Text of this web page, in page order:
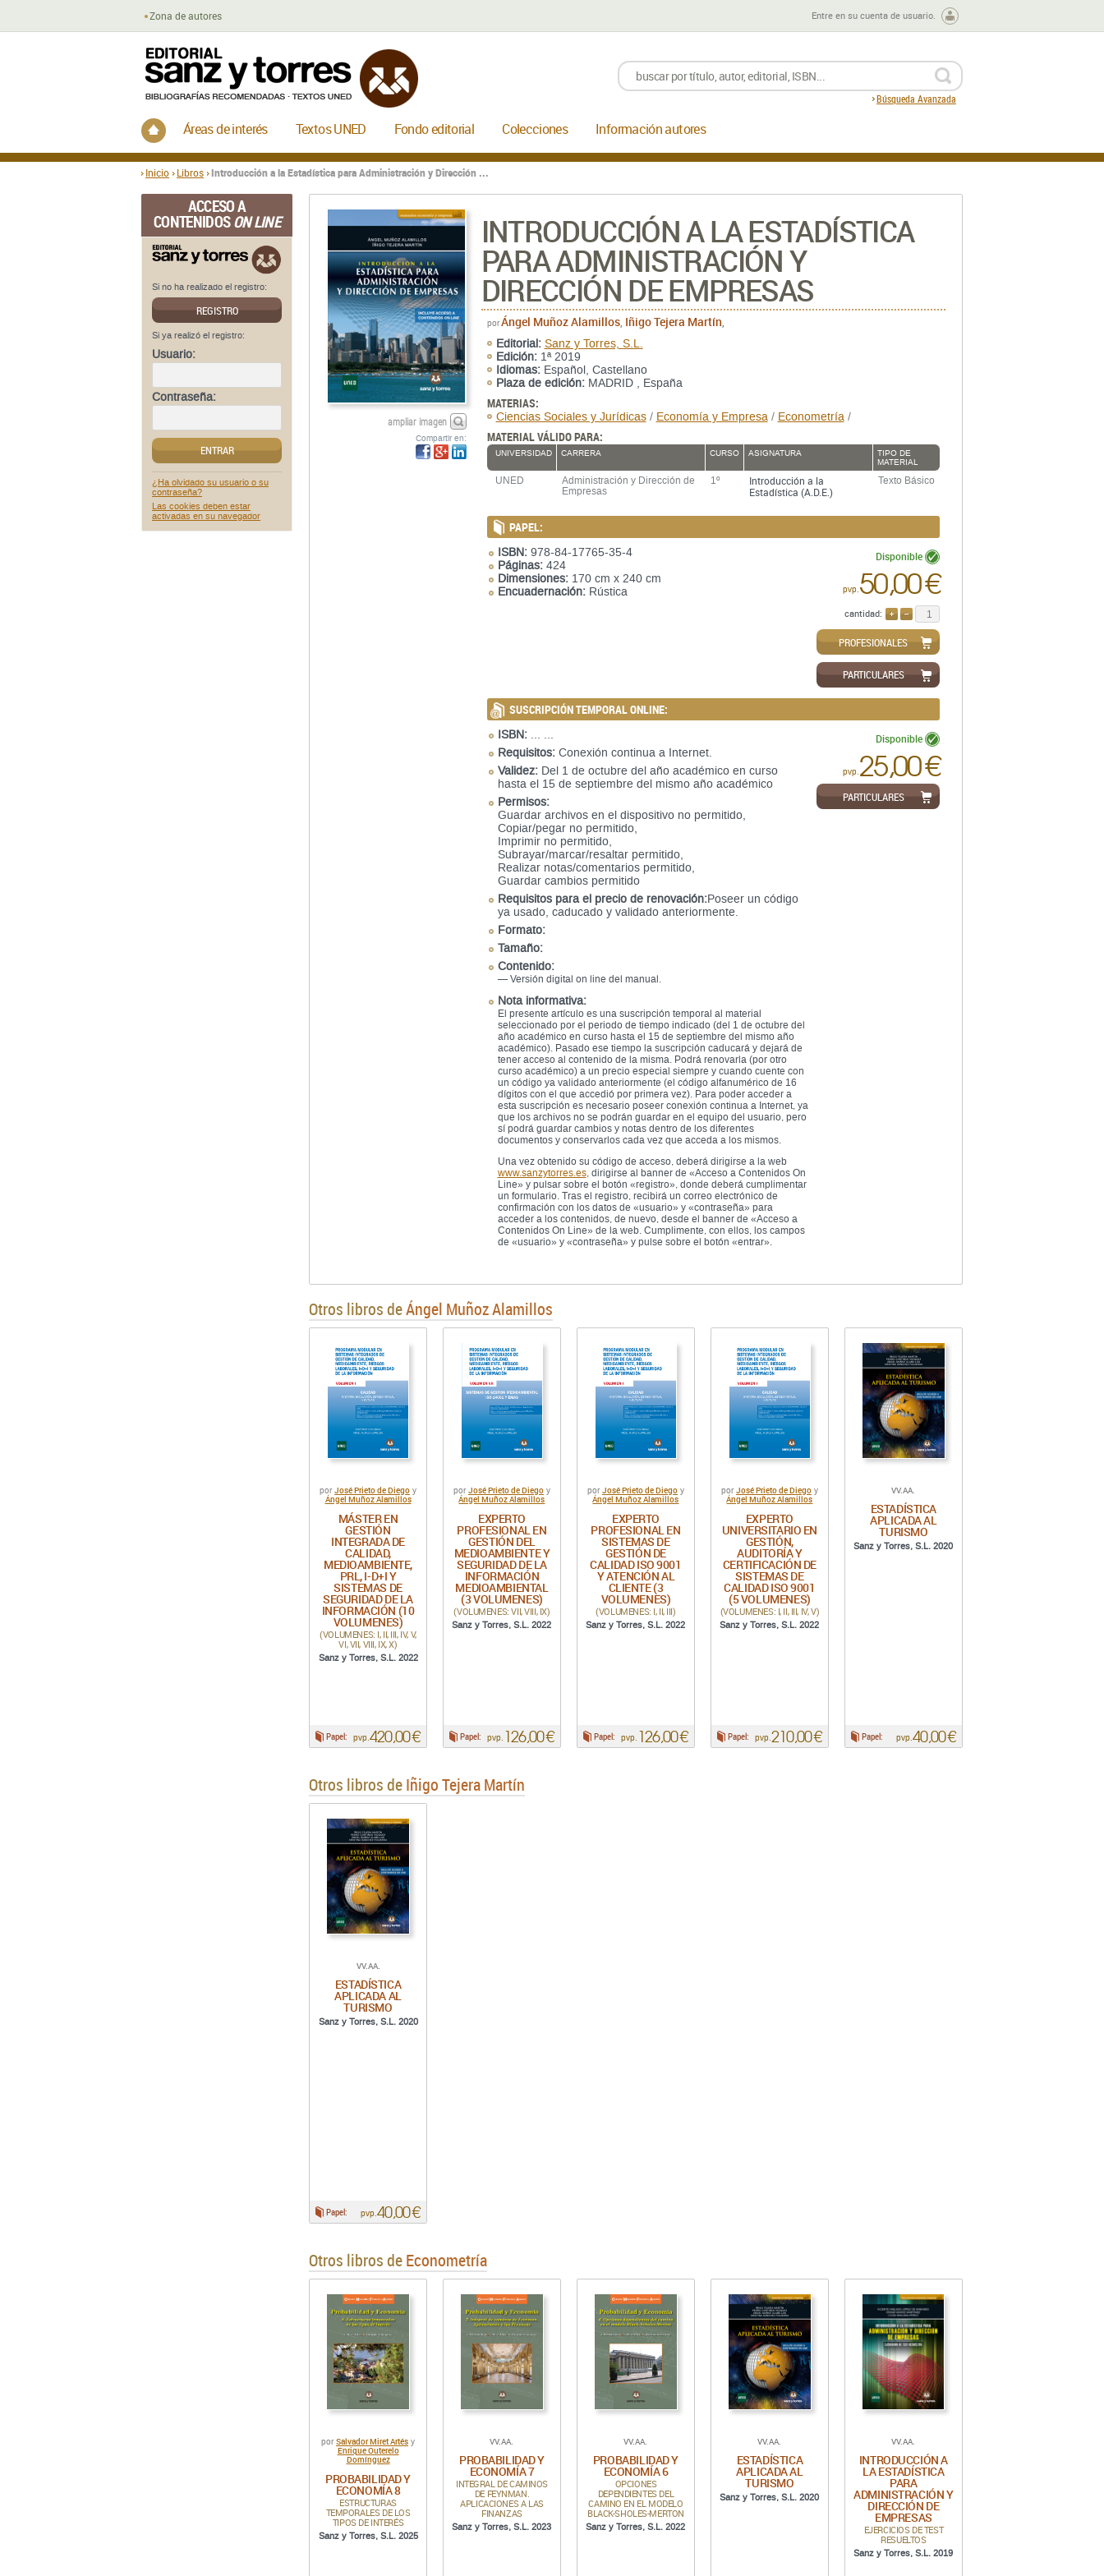
Inicio Libros Introducción a la Estadística para Administración y Dirección ...
Entre en su cuenta de usuario.
Búsqueda Avanzada
Inicio
Áreas de interés Textos UNED Fondo editorial Colecciones Información autores
Zona de autores
ACCESO A
CONTENIDOSON LINE
Si no ha realizado el registro:
REGISTRO
Si ya realizó el registro:
Usuario:
Contraseña:
ENTRAR
¿Ha olvidado su usuario o su
contraseña?
Las cookies deben estar
activadas en su navegador
INTRODUCCIÓN A LA ESTADÍSTICA
PARA ADMINISTRACIÓN Y
DIRECCIÓN DE EMPRESAS
ampliar imagen
Compartir en:
por Ángel Muñoz Alamillos, Iñigo Tejera Martín
Editorial: Sanz y Torres, S.L.
Edición:1ª 2019
Idiomas:Español, Castellano
Plaza de edición:MADRID , España
MATERIAS:
Ciencias Sociales y Jurídicas/ Economía y Empresa/ Econometría/
MATERIAL VÁLIDO PARA:
UNIVERSIDAD CARRERA CURSO ASIGNATURA
TIPO DE
MATERIAL
UNED
Administración y Dirección de
Empresas
1º
Introducción a la
Estadística (A.D.E.)
Texto Básico
PAPEL:
ISBN:978-84-17765-35-4
Páginas:424
Dimensiones:170 cm x 240 cm
Encuadernación:Rústica
Disponible
pvp.50,00 €
cantidad:
PROFESIONALES
PARTICULARES
SUSCRIPCIÓN TEMPORAL ONLINE:
ISBN:... ...
Requisitos:Conexión continua a Internet.
Validez:Del 1 de octubre del año académico en curso
hasta el 15 de septiembre del mismo año académico
Permisos:
Guardar archivos en el dispositivo no permitido,
Copiar/pegar no permitido,
Imprimir no permitido,
Subrayar/marcar/resaltar permitido,
Realizar notas/comentarios permitido,
Guardar cambios permitido
Requisitos para el precio de renovación:Poseer un código
ya usado, caducado y validado anteriormente.
Formato:
Tamaño:
Contenido:
— Versión digital on line del manual.
Nota informativa:
El presente artículo es una suscripción temporal al material
seleccionado por el periodo de tiempo indicado (del 1 de octubre del
año académico en curso hasta el 15 de septiembre del mismo año
académico). Pasado ese tiempo la suscripción caducará y dejará de
tener acceso al contenido de la misma. Podrá renovarla (por otro
curso académico) a un precio especial siempre y cuando cuente con
un código ya validado anteriormente (el código alfanumérico de 16
dígitos con el que accedió por primera vez). Para poder acceder a
esta suscripción es necesario poseer conexión continua a Internet, ya
que los archivos no se podrán guardar en el equipo del usuario, pero
sí podrá guardar cambios y notas dentro de los diferentes
documentos y conservarlos cada vez que acceda a los mismos.
Una vez obtenido su código de acceso, deberá dirigirse a la web
www.sanzytorres.es, dirigirse al banner de «Acceso a Contenidos On
Line» y pulsar sobre el botón «registro», donde deberá cumplimentar
un formulario. Tras el registro, recibirá un correo electrónico de
confirmación con los datos de «usuario» y «contraseña» para
acceder a los contenidos, de nuevo, desde el banner de «Acceso a
Contenidos On Line» de la web. Cumplimente, con ellos, los campos
de «usuario» y «contraseña» y pulse sobre el botón «entrar».
Disponible
pvp.25,00 €
PARTICULARES
Otros libros deÁngel Muñoz Alamillos
porJosé Prieto de Diego y
Ángel Muñoz Alamillos
MÁSTER EN
GESTIÓN
INTEGRADA DE
CALIDAD,
MEDIOAMBIENTE,
PRL, I-D+I Y
SISTEMAS DE
SEGURIDAD DE LA
INFORMACIÓN (10
VOLUMENES)
(VOLUMENES: I, II, III, IV, V,
VI, VII, VIII, IX, X)
Sanz y Torres, S.L. 2022
Papel: pvp.420,00 €
por José Prieto de Diegoy
Ángel Muñoz Alamillos
EXPERTO
PROFESIONAL EN
GESTIÓN DEL
MEDIOAMBIENTE Y
SEGURIDAD DE LA
INFORMACIÓN
MEDIOAMBIENTAL
(3 VOLUMENES)
(VOLUMENES: VII, VIII, IX)
Sanz y Torres, S.L. 2022
Papel: pvp. 126,00 €
por José Prieto de Diegoy
Ángel Muñoz Alamillos
EXPERTO
PROFESIONAL EN
SISTEMAS DE
GESTIÓN DE
CALIDAD ISO 9001
Y ATENCIÓN AL
CLIENTE (3
VOLUMENES)
(VOLUMENES: I, II, III)
Sanz y Torres, S.L. 2022
Papel: pvp. 126,00 €
por José Prieto de Diegoy
Ángel Muñoz Alamillos
EXPERTO
UNIVERSITARIO EN
GESTIÓN,
AUDITORÍA Y
CERTIFICACIÓN DE
SISTEMAS DE
CALIDAD ISO 9001
(5 VOLUMENES)
(VOLUMENES: I, II, III, IV, V)
Sanz y Torres, S.L. 2022
Papel: pvp. 210,00 €
VV.AA.
ESTADÍSTICA
APLICADA AL
TURISMO
Sanz y Torres, S.L. 2020
Papel: pvp. 40,00 €
Otros libros deIñigo Tejera Martín
VV.AA.
ESTADÍSTICA
APLICADA AL
TURISMO
Sanz y Torres, S.L. 2020
Papel: pvp.40,00 €
Otros libros deEconometría
porSalvador Miret Artés y
Enrique Outerelo
Domínguez
PROBABILIDAD Y
ECONOMÍA 8
ESTRUCTURAS
TEMPORALES DE LOS
TIPOS DE INTERÉS
Sanz y Torres, S.L. 2025
VV.AA.
PROBABILIDAD Y
ECONOMÍA 7
INTEGRAL DE CAMINOS
DE FEYNMAN.
APLICACIONES A LAS
FINANZAS
Sanz y Torres, S.L. 2023
VV.AA.
PROBABILIDAD Y
ECONOMÍA 6
OPCIONES
DEPENDIENTES DEL
CAMINO EN EL MODELO
BLACK-SHOLES-MERTON
Sanz y Torres, S.L. 2022
VV.AA.
ESTADÍSTICA
APLICADA AL
TURISMO
Sanz y Torres, S.L. 2020
VV.AA.
INTRODUCCIÓN A
LA ESTADÍSTICA
PARA
ADMINISTRACIÓN Y
DIRECCIÓN DE
EMPRESAS
EJERCICIOS DE TEST
RESUELTOS
Sanz y Torres, S.L. 2019